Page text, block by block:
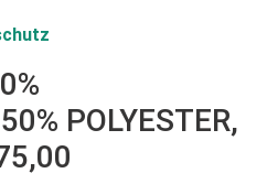
POLYESTER,